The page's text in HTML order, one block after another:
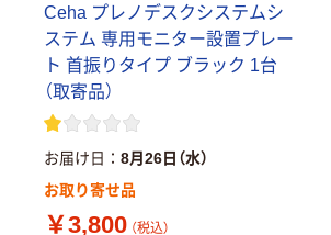
Ceha プレノデスクシステムシ
ステム 専用モニター設置プレー
ト 首振りタイプ ブラック 1台
（取寄品）
お届け日
8月26日（水）
お取り寄せ品
￥3,800 （税込）